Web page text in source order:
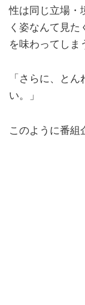
性は同じ立場・
く姿なんて見
を味わってしま
「さらに、と
い。」
このように番組